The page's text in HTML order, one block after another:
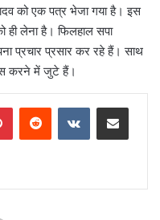
को एक पत्र भेजा गया है। इस
ही लेना है। फिलहाल सपा
प्रचार प्रसार कर रहे हैं। साथ
करने में जुटे हैं।
PinterestReddit VKontakteShare via Email